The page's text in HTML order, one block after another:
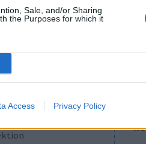
Sale, and/or Sharing
the Purposes for which it
Access Privacy Policy
- orale Antidiabetika
zu